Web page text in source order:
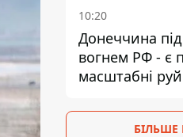
10:20
Донеччина
вогнем РФ - є
масштабні